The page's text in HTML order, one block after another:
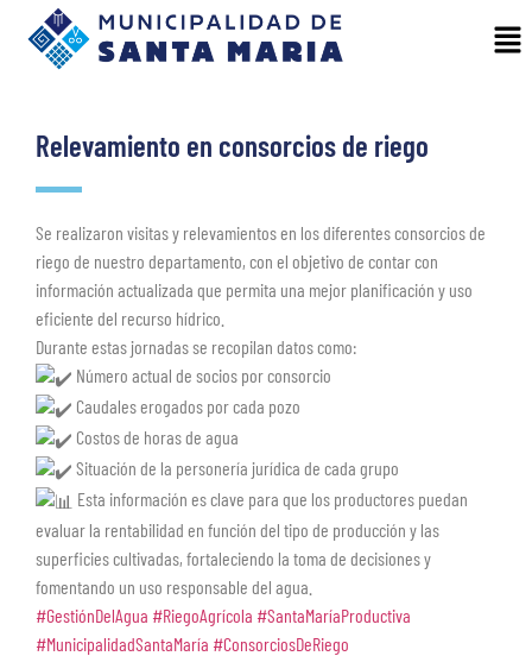
Relevamiento en consorcios de riego
Se realizaron visitas y relevamientos en los diferentes consorcios de
riego de nuestro departamento, con el objetivo de contar con
información actualizada que permita una mejor planificación y uso
eficiente del recurso hídrico.
Durante estas jornadas se recopilan datos como:
Número actual de socios por consorcio
Caudales erogados por cada pozo
Costos de horas de agua
Situación de la personería jurídica de cada grupo
Esta información es clave para que los productores puedan
evaluar la rentabilidad en función del tipo de producción y las
superficies cultivadas, fortaleciendo la toma de decisiones y
fomentando un uso responsable del agua.
#GestiónDelAgua #RiegoAgrícola #SantaMaríaProductiva
#MunicipalidadSantaMaría #ConsorciosDeRiego